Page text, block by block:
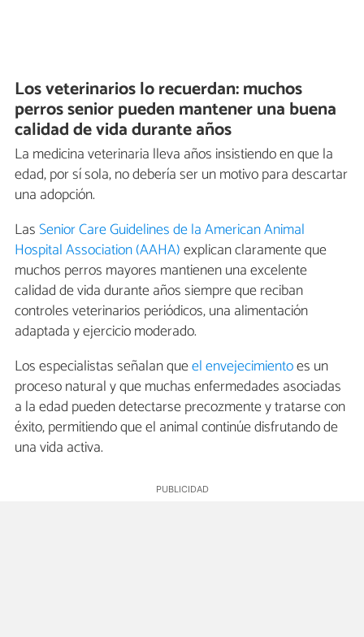
Los veterinarios lo recuerdan: muchos
perros senior pueden mantener una buena
calidad de vida durante años
La medicina veterinaria lleva años insistiendo en que la
edad, por sí sola, no debería ser un motivo para descartar
una adopción.
LasSenior Care Guidelines de la American Animal
Hospital Association (AAHA)explican claramente que
muchos perros mayores mantienen una excelente
calidad de vida durante años siempre que reciban
controles veterinarios periódicos, una alimentación
adaptada y ejercicio moderado.
Los especialistas señalan queel envejecimientoes un
proceso natural y que muchas enfermedades asociadas
a la edad pueden detectarse precozmente y tratarse con
éxito, permitiendo que el animal continúe disfrutando de
una vida activa.